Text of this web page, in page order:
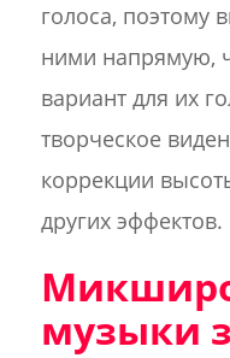
голоса, поэтому
ними напрямую,
вариант для их
творческое
коррекции
других эффектов.
музыки